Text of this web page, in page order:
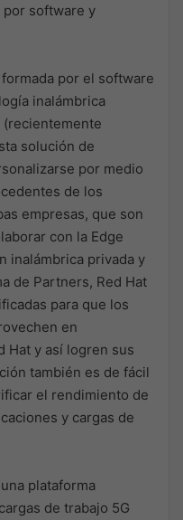
por software y
por el software
inalámbrica
(recientemente
solución de
por medio
de los
empresas, que son
con la Edge
inalámbrica privada y
de Partners, Red Hat
para que los
en
Hat y así logren sus
también es de fácil
el rendimiento de
y cargas de
plataforma
de trabajo 5G